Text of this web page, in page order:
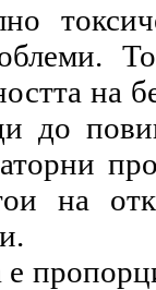
на
до
на
е